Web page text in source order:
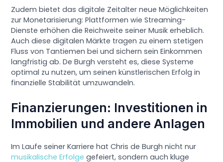
Zudem bietet das digitale Zeitalter neue Möglichkeiten
zur Monetarisierung: Plattformen wie Streaming-
Dienste erhöhen die Reichweite seiner Musik erheblich.
Auch diese digitalen Märkte tragen zu einem stetigen
Fluss von Tantiemen bei und sichern sein Einkommen
langfristig ab. De Burgh versteht es, diese Systeme
optimal zu nutzen, um seinen künstlerischen Erfolg in
finanzielle Stabilität umzuwandeln.
Finanzierungen: Investitionen in
Immobilien und andere Anlagen
Im Laufe seiner Karriere hat Chris de Burgh nicht nur
musikalische Erfolge gefeiert, sondern auch kluge